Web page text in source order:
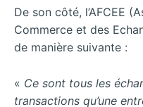
De son côté, l’AFCEE
Commerce et des
de manière suivante :
« Ce sont tous les
transactions qu’une